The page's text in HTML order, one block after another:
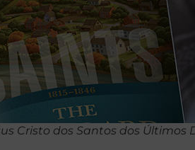
Cristo dos Santos dos Últimos